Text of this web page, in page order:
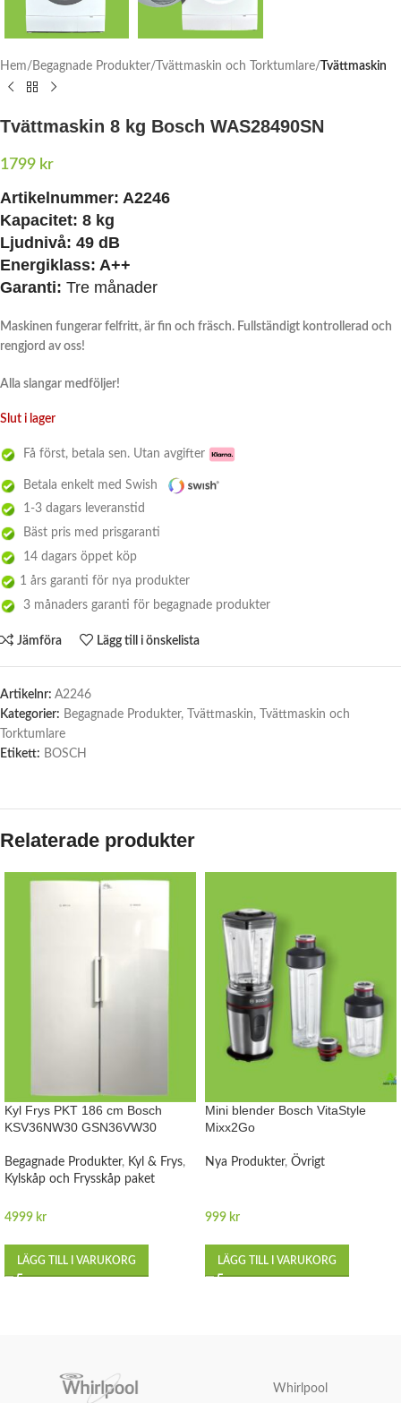
Hem Begagnade Produkter Tvättmaskin och Torktumlare Tvättmaskin
Tvättmaskin 8 kg Bosch WAS28490SN
1799 kr
Artikelnummer: A2246
Kapacitet: 8 kg
Ljudnivå: 49 dB
Energiklass: A++
Garanti: Tre månader
Maskinen fungerar felfritt, är fin och fräsch. Fullständigt kontrollerad och
rengjord av oss!
Alla slangar medföljer!
Slut i lager
Få först, betala sen. Utan avgifter
Betala enkelt med Swish
1-3 dagars leveranstid
Bäst pris med prisgaranti
14 dagars öppet köp
1 års garanti för nya produkter
3 månaders garanti för begagnade produkter
Jämföra Lägg till i önskelista
Artikelnr: A2246
Kategorier: Begagnade Produkter, Tvättmaskin,
Tvättmaskin och
Torktumlare
Etikett: BOSCH
Relaterade produkter
Kyl Frys PKT 186 cm Bosch
KSV36NW30 GSN36VW30
Begagnade Produkter, Kyl & Frys,
Kylskåp och Frysskåp paket
4999 kr
LÄGG TILL I VARUKORG
Mini blender Bosch VitaStyle
Mixx2Go
Nya Produkter, Övrigt
999 kr
LÄGG TILL I VARUKORG
Whirlpool